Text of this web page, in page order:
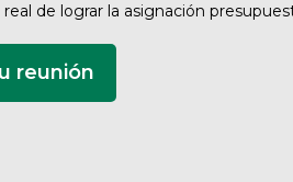
de lograr la asignación
reunión